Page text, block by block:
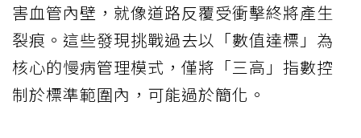
害血管內壁，就像道路反覆受衝擊終將產生
裂痕。這些發現挑戰過去以「數值達標」為
核心的慢病管理模式，僅將「三高」指數控
制於標準範圍內，可能過於簡化。